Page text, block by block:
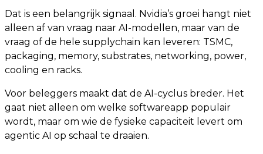
Dat is een belangrijk signaal. Nvidia’s groei hangt niet
alleen af van vraag naar AI-modellen, maar van de
vraag of de hele supplychain kan leveren: TSMC,
packaging, memory, substrates, networking, power,
cooling en racks.
Voor beleggers maakt dat de AI-cyclus breder. Het
gaat niet alleen om welke softwareapp populair
wordt, maar om wie de fysieke capaciteit levert om
agentic AI op schaal te draaien.